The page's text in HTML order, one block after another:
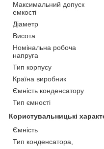
Максимальний допуск
емкості
Діаметр
Висота
Номінальна робоча
напруга
Тип корпусу
Країна виробник
Ємність конденсатору
Тип ємності
Користувальницькі
Ємність
Тип конденсатора,